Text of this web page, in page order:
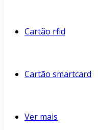
Cartão rfid
Cartão smartcard
Ver mais